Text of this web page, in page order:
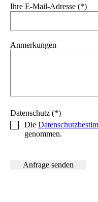
Ihre E-Mail-Adresse (*)
Anmerkungen
Datenschutz (*)
Die
genommen.